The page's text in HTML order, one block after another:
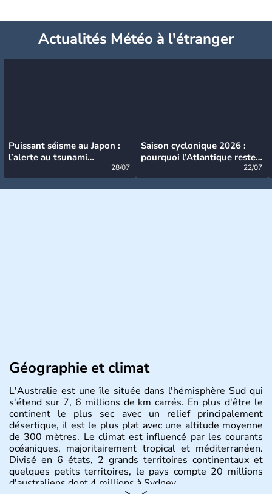
Actualités Météo à l'étranger
Puissant séisme au Japon :
l’alerte au tsunami
28/07
Saison cyclonique 2026 :
pourquoi l’Atlantique reste
22/07
Géographie et climat
L'Australie est une île située dans l'hémisphère Sud qui
s'étend sur 7, 6 millions de km carrés. En plus d'être le
continent le plus sec avec un relief principalement
désertique, il est le plus plat avec une altitude moyenne
de 300 mètres. Le climat est influencé par les courants
océaniques, majoritairement tropical et méditerranéen.
Divisé en 6 états, 2 grands territoires continentaux et
quelques petits territoires, le pays compte 20 millions
d'australiens dont 4 millions à Sydney.